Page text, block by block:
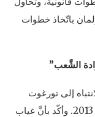
باتّخاذ خطوات
الشَّعب”
إلى تورغوت
أوزال، ونجم الدّين أربكان، وعمليَّة السّلام لعام 2013. وأكّد بأنَّ غياب